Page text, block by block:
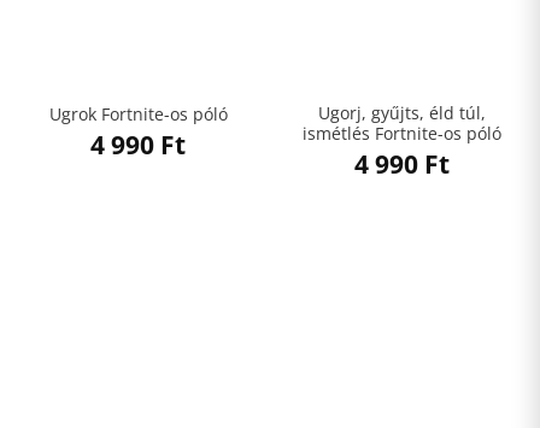
Ugrok Fortnite-os póló
4 990 Ft
Ugorj, gyűjts, éld túl,
ismétlés Fortnite-os póló
4 990 Ft